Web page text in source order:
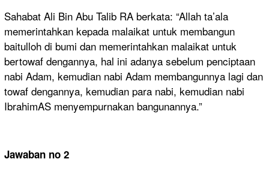
Sahabat Ali Bin Abu Talib RA berkata: “Allah ta’ala
memerintahkan kepada malaikat untuk membangun
baitulloh di bumi dan memerintahkan malaikat untuk
bertowaf dengannya, hal ini adanya sebelum penciptaan
nabi Adam, kemudian nabi Adam membangunnya lagi dan
towaf dengannya, kemudian para nabi, kemudian nabi
IbrahimAS menyempurnakan bangunannya.”
Jawaban no 2